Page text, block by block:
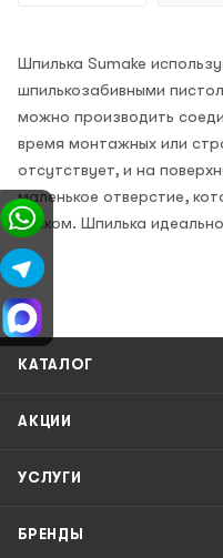
Шпилька Sumake
шпилькозабивными
можно производить
время монтажных или
отсутствует, и на
маленькое отверстие,
воском. Шпилька
КАТАЛОГ
АКЦИИ
УСЛУГИ
БРЕНДЫ